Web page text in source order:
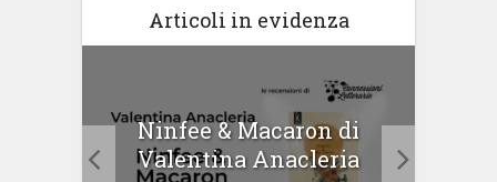
Articoli in evidenza
Ninfee & Macaron di
Valentina Anacleria